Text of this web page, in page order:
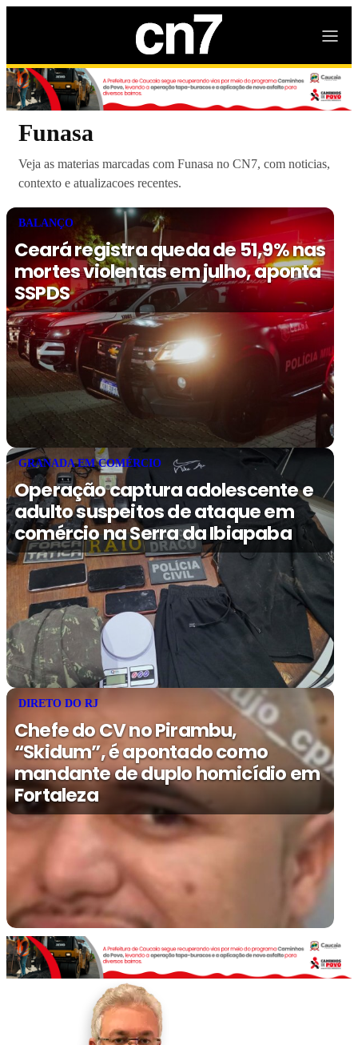
Funasa
Veja as materias marcadas com Funasa no CN7, com noticias,
contexto e atualizacoes recentes.
BALANÇO
Ceará registra queda de 51,9% nas
mortes violentas em julho, aponta
SSPDS
GRANADA EM COMÉRCIO
Operação captura adolescente e
adulto suspeitos de ataque em
comércio na Serra da Ibiapaba
DIRETO DO RJ
Chefe do CV no Pirambu,
“Skidum”, é apontado como
mandante de duplo homicídio em
Fortaleza